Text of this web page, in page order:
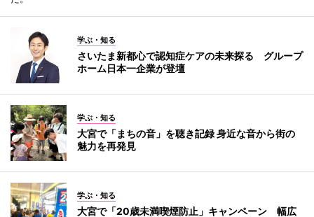
学ぶ・知る
さいたま新都心で認知症ケアの未来探る グループ
ホーム日本一企業が登壇
学ぶ・知る
大宮で「まちの音」を聴き記録 身近な音から街の
魅力を再発見
学ぶ・知る
大宮で「20歳未満喫煙防止」キャンペーン 幅広